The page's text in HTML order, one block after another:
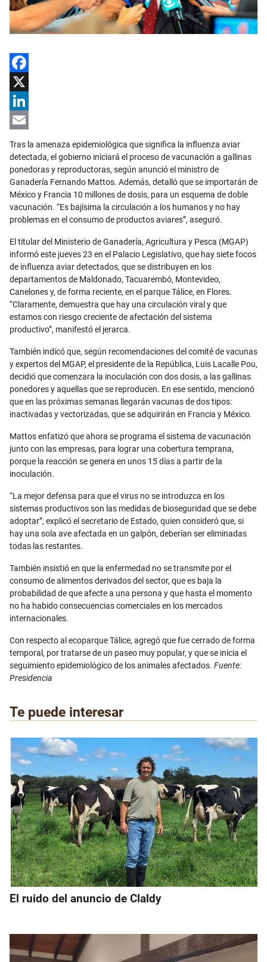
Facebook
X
LinkedIn
Email
Tras la amenaza epidemiológica que significa la influenza aviar
detectada, el gobierno iniciará el proceso de vacunación a gallinas
ponedoras y reproductoras, según anunció el ministro de
Ganadería Fernando Mattos. Además, detalló que se importarán de
México y Francia 10 millones de dosis, para un esquema de doble
vacunación. “Es bajísima la circulación a los humanos y no hay
problemas en el consumo de productos aviares”, aseguró.
El titular del Ministerio de Ganadería, Agricultura y Pesca (MGAP)
informó este jueves 23 en el Palacio Legislativo, que hay siete focos
de influenza aviar detectados, que se distribuyen en los
departamentos de Maldonado, Tacuarembó, Montevideo,
Canelones y, de forma reciente, en el parque Tálice, en Flores.
“Claramente, demuestra que hay una circulación viral y que
estamos con riesgo creciente de afectación del sistema
productivo”, manifestó el jerarca.
También indicó que, según recomendaciones del comité de vacunas
y expertos del MGAP, el presidente de la República, Luis Lacalle Pou,
decidió que comenzara la inoculación con dos dosis, a las gallinas
ponedores y aquellas que se reproducen. En ese sentido, mencionó
que en las próximas semanas llegarán vacunas de dos tipos:
inactivadas y vectorizadas, que se adquirirán en Francia y México.
Mattos enfatizó que ahora se programa el sistema de vacunación
junto con las empresas, para lograr una cobertura temprana,
porque la reacción se genera en unos 15 días a partir de la
inoculación.
“La mejor defensa para que el virus no se introduzca en los
sistemas productivos son las medidas de bioseguridad que se debe
adoptar”, explicó el secretario de Estado, quien consideró que, si
hay una sola ave afectada en un galpón, deberían ser eliminadas
todas las restantes.
También insistió en que la enfermedad no se transmite por el
consumo de alimentos derivados del sector, que es baja la
probabilidad de que afecte a una persona y que hasta el momento
no ha habido consecuencias comerciales en los mercados
internacionales.
Con respecto al ecoparque Tálice, agregó que fue cerrado de forma
temporal, por tratarse de un paseo muy popular, y que se inicia el
seguimiento epidemiológico de los animales afectados. Fuente:
Presidencia
Te puede interesar
El ruido del anuncio de Claldy